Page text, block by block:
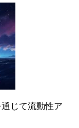
じて流動性ア